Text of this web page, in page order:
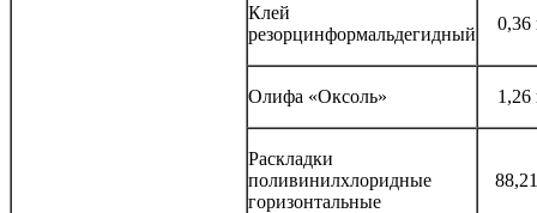
Клей
резорцинформальдегидный
0,36
Олифа «Оксоль» 1,26
Раскладки
поливинилхлоридные
горизонтальные